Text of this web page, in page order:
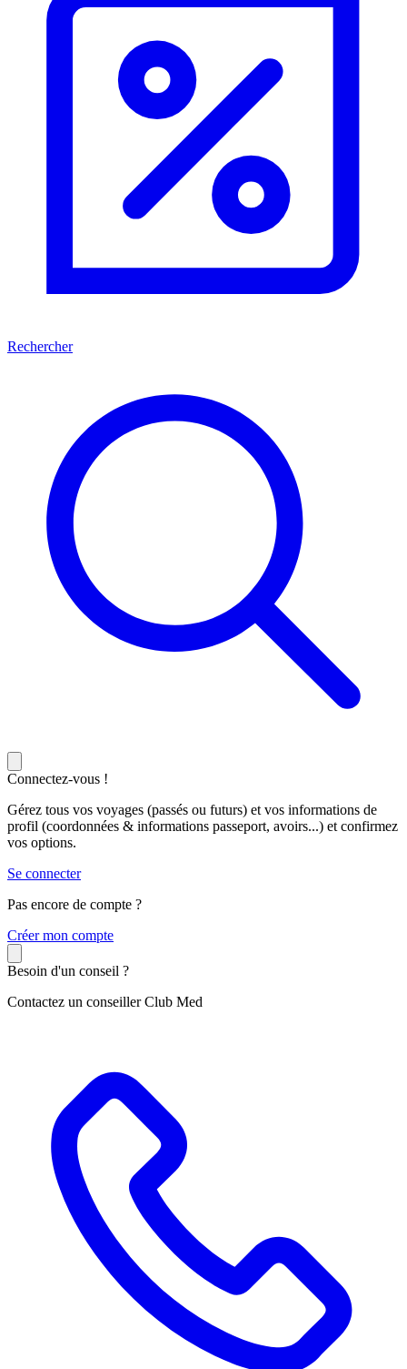
Rechercher
Connectez-vous !
Gérez tous vos voyages (passés ou futurs) et vos informations de
profil (coordonnées & informations passeport, avoirs...) et confirmez
vos options.
Se connecter
Pas encore de compte ?
Créer mon compte
Besoin d'un conseil ?
Contactez un conseiller Club Med